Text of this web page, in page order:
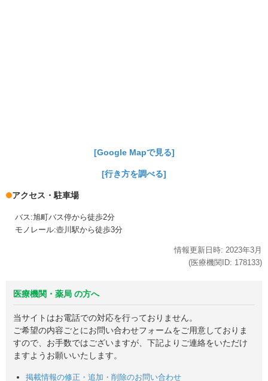
[Google Mapで見る]
[行き方を調べる]
アクセス・駐車場
バス:旭町バス停から徒歩2分
モノレール:壺川駅から徒歩3分
情報更新日時: 2023年3月
(医療機関ID: 178133)
医療機関・薬局 の方へ
当サイトはお電話での対応を行っておりません。
ご希望の内容ごとにお問い合わせフォームをご用意しておりま
すので、お手数ではございますが、下記よりご連絡をいただけ
ますようお願いいたします。
掲載情報の修正・追加・削除のお問い合わせ